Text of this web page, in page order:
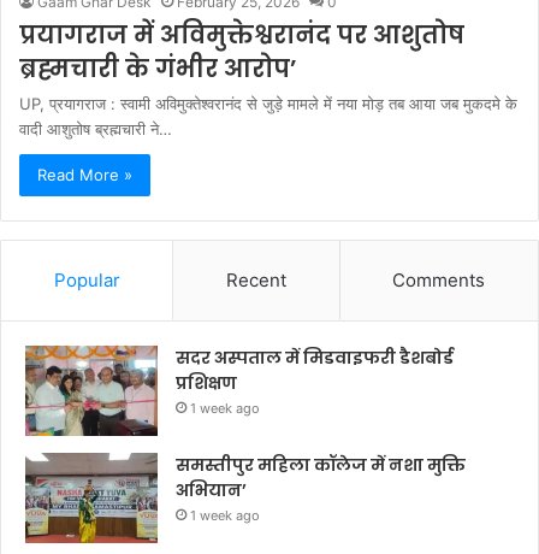
प्रयागराज में अविमुक्तेश्वरानंद पर आशुतोष
ब्रह्मचारी के गंभीर आरोप’
UP, प्रयागराज : स्वामी अविमुक्तेश्वरानंद से जुड़े मामले में नया मोड़ तब आया जब मुकदमे के
वादी आशुतोष ब्रह्मचारी ने…
Read More »
Popular Recent Comments
सदर अस्पताल में मिडवाइफरी डैशबोर्ड
प्रशिक्षण
1 week ago
समस्तीपुर महिला कॉलेज में नशा मुक्ति
अभियान’
1 week ago